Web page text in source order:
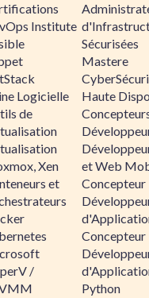
Institute
Logicielle
de
Xen
et
/
Sécurisées
Mastere
Haute
et Web
Concepteur
Concepteur
Python